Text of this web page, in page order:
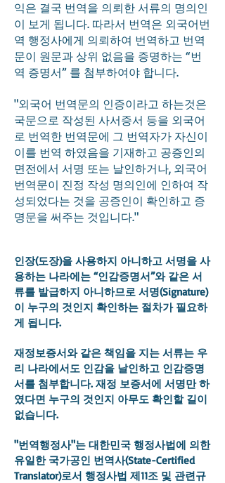
익은 결국 번역을 의뢰한 서류의 명의인
이 보게 됩니다. 따라서 번역은 외국어번
역 행정사에게 의뢰하여 번역하고 번역
문이 원문과 상위 없음을 증명하는 “번
역 증명서” 를 첨부하여야 합니다.
"외국어 번역문의 인증이라고 하는것은
국문으로 작성된 사서증서 등을 외국어
로 번역한 번역문에 그 번역자가 자신이
이를 번역 하였음을 기재하고 공증인의
면전에서 서명 또는 날인하거나, 외국어
번역문이 진정 작성 명의인에 인하여 작
성되었다는 것을 공증인이 확인하고 증
명문을 써주는 것입니다."
인장(도장)을 사용하지 아니하고 서명을 사
용하는 나라에는 “인감증명서”와 같은 서
류를 발급하지 아니하므로 서명(Signature)
이 누구의 것인지 확인하는 절차가 필요하
게 됩니다.
재정보증서와 같은 책임을 지는 서류는 우
리 나라에서도 인감을 날인하고 인감증명
서를 첨부합니다. 재정 보증서에 서명만 하
였다면 누구의 것인지 아무도 확인할 길이
없습니다.
"번역행정사"는 대한민국 행정사법에 의한
유일한 국가공인 번역사(State-Certified
Translator)로서 행정사법 제11조 및 관련규